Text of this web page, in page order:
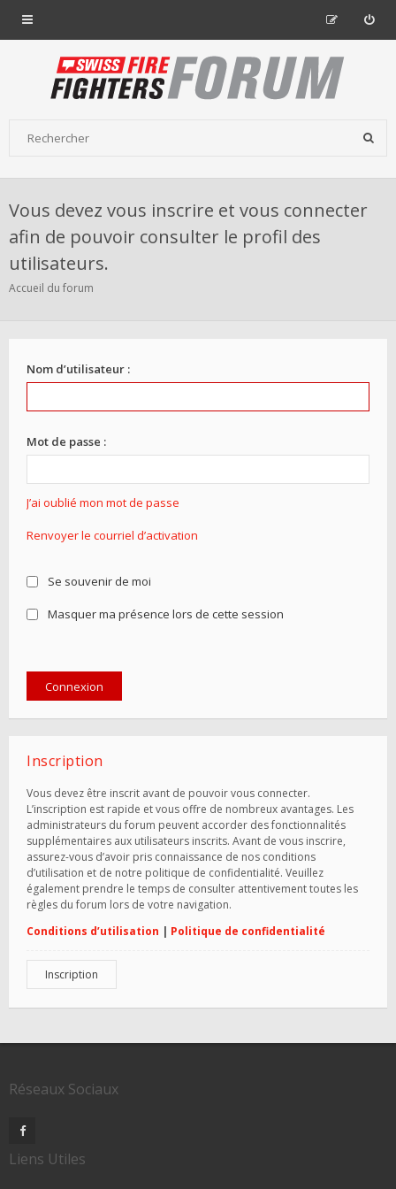
Vous devez vous inscrire et vous connecter
afin de pouvoir consulter le profil des
utilisateurs.
Accueil du forum
Nom d’utilisateur :
Mot de passe :
J’ai oublié mon mot de passe
Renvoyer le courriel d’activation
Se souvenir de moi
Masquer ma présence lors de cette session
Inscription
Vous devez être inscrit avant de pouvoir vous connecter.
L’inscription est rapide et vous offre de nombreux avantages. Les
administrateurs du forum peuvent accorder des fonctionnalités
supplémentaires aux utilisateurs inscrits. Avant de vous inscrire,
assurez-vous d’avoir pris connaissance de nos conditions
d’utilisation et de notre politique de confidentialité. Veuillez
également prendre le temps de consulter attentivement toutes les
règles du forum lors de votre navigation.
Conditions d’utilisation | Politique de confidentialité
Inscription
Réseaux Sociaux
Liens Utiles